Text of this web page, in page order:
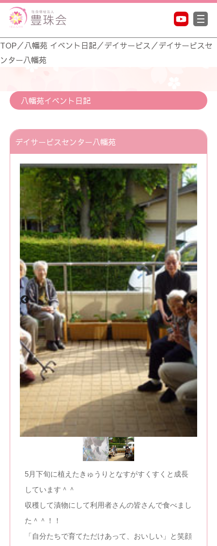
TOP／八幡苑 イベント日記／デイサービス ／デイサービスセ
ンター八幡苑
八幡苑イベント日記
デイサービスセンター八幡苑
5月下旬に植えたきゅうりとなすがすくすくと成長
しています＾＾
収穫して漬物にして利用者さんの皆さんで食べまし
た＾＾！！
「自分たちで育てただけあって、おいしい」と笑顔